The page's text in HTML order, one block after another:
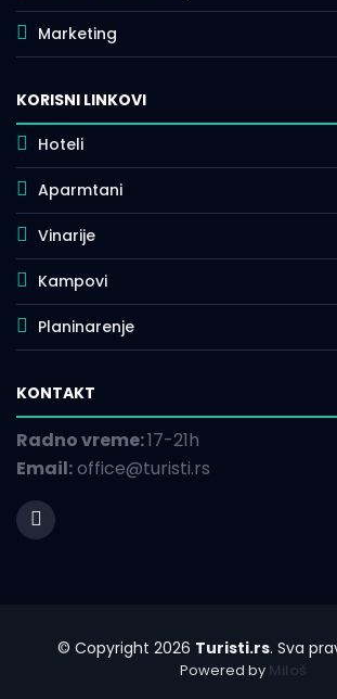
Marketing
KORISNI LINKOVI
Hoteli
Aparmtani
Vinarije
Kampovi
Planinarenje
KONTAKT
Radno vreme:17-21h
Email:office@turisti.rs
© Copyright 2026 Turisti.rs. Sva
Powered by Miloš